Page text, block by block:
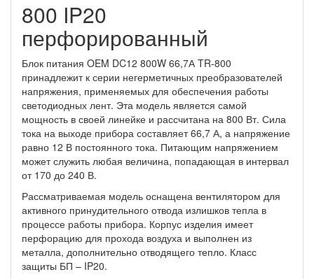
800 IP20
перфорированный
Блок питания OEM DC12 800W 66,7А TR-800
принадлежит к серии негерметичных преобразователей
напряжения, применяемых для обеспечения работы
светодиодных лент. Эта модель является самой
мощность в своей линейке и рассчитана на 800 Вт. Сила
тока на выходе прибора составляет 66,7 А, а напряжение
равно 12 В постоянного тока. Питающим напряжением
может служить любая величина, попадающая в интервал
от 170 до 240 В.
Рассматриваемая модель оснащена вентилятором для
активного принудительного отвода излишков тепла в
процессе работы прибора. Корпус изделия имеет
перфорацию для прохода воздуха и выполнен из
металла, дополнительно отводящего тепло. Класс
защиты БП – IP20.